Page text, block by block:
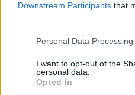
Downstream Participants that
Personal Data
I want to opt-out of the
personal data.
Opted In
Övertryck i vevhus,
felsökning
Fälg till Husqvarna